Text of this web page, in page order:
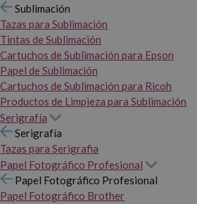
Sublimación
Tazas para Sublimación
Tintas de Sublimación
Cartuchos de Sublimación para Epson
Papel de Sublimación
Cartuchos de Sublimación para Ricoh
Productos de Limpieza para Sublimación
Serigrafía
Serigrafía
Tazas para Serigrafia
Papel Fotográfico Profesional
Papel Fotográfico Profesional
Papel Fotográfico Brother